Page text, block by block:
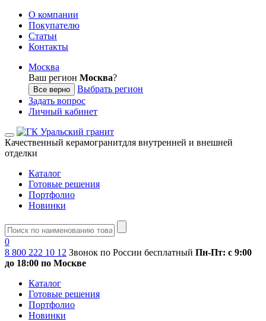
О компании
Покупателю
Статьи
Контакты
Москва
Ваш регион Москва?
Все верно
Выбрать регион
Задать вопрос
Личный кабинет
Качественный керамогранитдля внутренней и внешней
отделки
Каталог
Готовые решения
Портфолио
Новинки
0
8 800 222 10 12 Звонок по России бесплатный Пн-Пт: с 9:00
до 18:00 по Москве
Каталог
Готовые решения
Портфолио
Новинки